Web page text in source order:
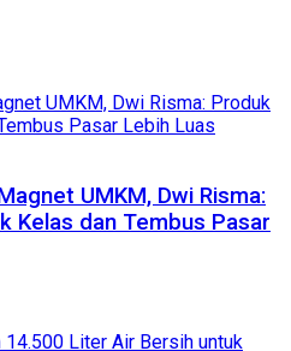
UMKM, Dwi Risma:
Kelas dan Tembus Pasar